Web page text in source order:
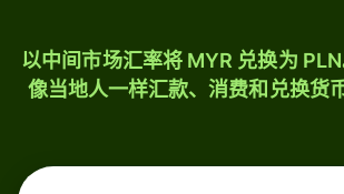
以中间市场汇率将 MYR 兑换为
像当地人一样汇款、消费和兑换货